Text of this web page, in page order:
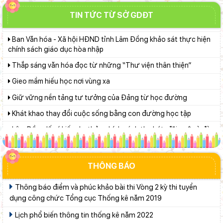
TIN TỨC TỪ SỞ GDĐT
chính sách giáo dục hòa nhập
Thắp sáng văn hóa đọc từ những “Thư viện thân thiện”
Gieo mầm hiếu học nơi vùng xa
Giữ vững nền tảng tư tưởng của Ðảng từ học đường
Khát khao thay đổi cuộc sống bằng con đường học tập
tạo nguồn nhân lực y tế
trường định hướng XHCN trong kỷ nguyên mới - Bài 2: Khơi
thông nguồn lực, vững bước tiến vào kỷ nguyên mới (tiếp theo
và hết)
Bộ Giáo dục và Đào tạo triển khai 100 ngày tháo gỡ các điểm
nghẽn về chuyển đổi số
phòng, chống đuối nước và sơ cấp cứu cho thanh thiếu nhi
Từ khát vọng dân giàu, nước mạnh đến lý luận kinh tế thị
định tư tưởng Hồ Chí Minh, đấu tranh với luận điệu xuyên tạc
THÔNG BÁO
dụng công chức Tổng cục Thống kê năm 2019
Lịch phổ biến thông tin thống kê năm 2022